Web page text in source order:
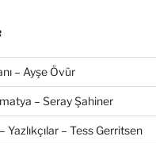
– Ayşe Övür
– Seray Şahiner
Yazlıkçılar – Tess Gerritsen